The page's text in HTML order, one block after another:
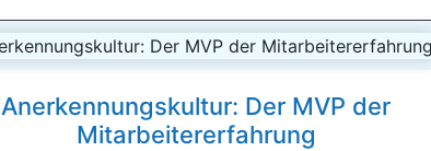
Anerkennungskultur: Der MVP der
Mitarbeitererfahrung